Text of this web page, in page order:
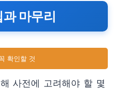
마무리
확인할 것
사전에 고려해야 할 몇